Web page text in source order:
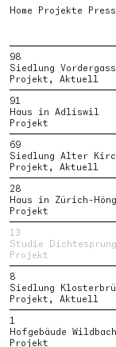
Home Projekte
Alle zeigen
Aktuell
Realisiert
Projekt
Wettbewerb
Intervention
Objekt
Publikation
98
Siedlung
Projekt, Aktuell
91
Haus in Adliswil
Projekt
69
Siedlung Alter
Projekt, Aktuell
28
Haus in Zürich-
Projekt
13
Studie
Projekt
8
Siedlung
Projekt, Aktuell
1
Hofgebäude
Projekt